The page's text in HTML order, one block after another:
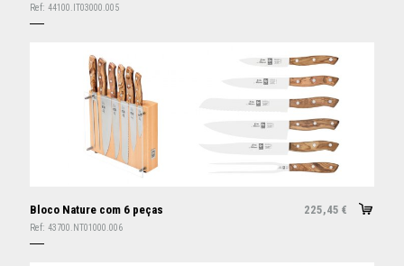
Ref: 44100.IT03000.005
Bloco Nature com 6 peças 225,45 €
Ref: 43700.NT01000.006